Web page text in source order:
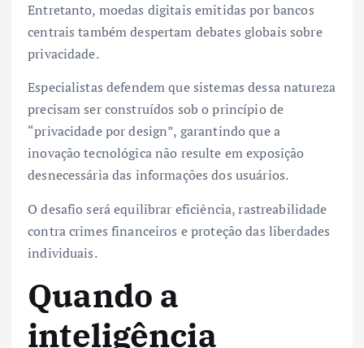
Entretanto, moedas digitais emitidas por bancos
centrais também despertam debates globais sobre
privacidade.
Especialistas defendem que sistemas dessa natureza
precisam ser construídos sob o princípio de
“privacidade por design”, garantindo que a
inovação tecnológica não resulte em exposição
desnecessária das informações dos usuários.
O desafio será equilibrar eficiência, rastreabilidade
contra crimes financeiros e proteção das liberdades
individuais.
Quando a
inteligência